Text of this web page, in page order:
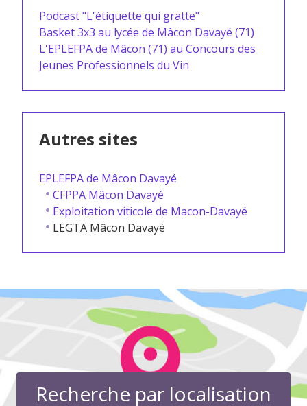
Podcast "L'étiquette qui gratte"
Basket 3x3 au lycée de Mâcon Davayé (71)
L'EPLEFPA de Mâcon (71) au Concours des
Jeunes Professionnels du Vin
Autres sites
EPLEFPA de Mâcon Davayé
CFPPA Mâcon Davayé
Exploitation viticole de Macon-Davayé
LEGTA Mâcon Davayé
Recherche par localisation